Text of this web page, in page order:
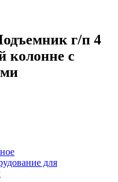
г/п 4
колонне с
для